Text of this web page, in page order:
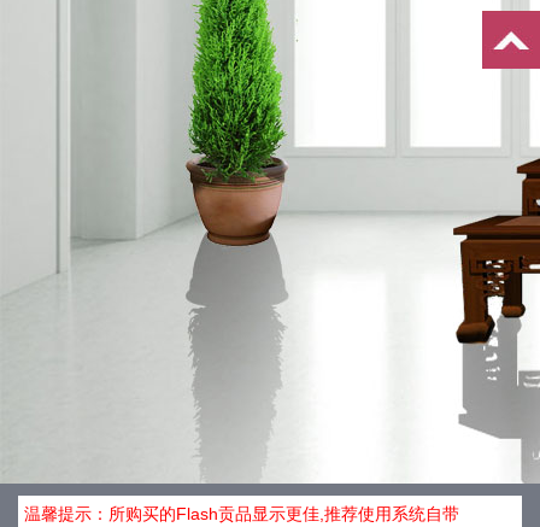
温馨提示：所购买的Flash贡品显示更佳,推荐使用系统自带